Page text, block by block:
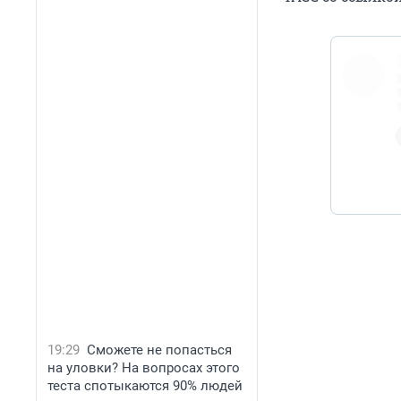
19:29 Сможете не попасться
на уловки? На вопросах этого
теста спотыкаются 90% людей